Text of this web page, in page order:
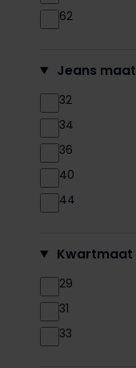
62
Jeans maat
32
34
36
40
44
Kwartmaat
29
31
33